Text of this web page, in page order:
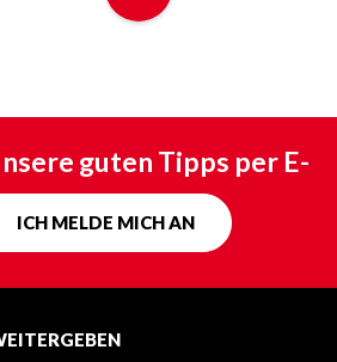
guten Tipps per E-
ICH MELDE MICH AN